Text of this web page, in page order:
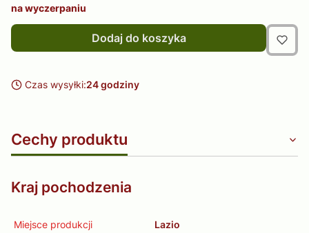
na wyczerpaniu
Dodaj do koszyka
Czas wysyłki:24 godziny
Cechy produktu
Kraj pochodzenia
Miejsce produkcji Lazio